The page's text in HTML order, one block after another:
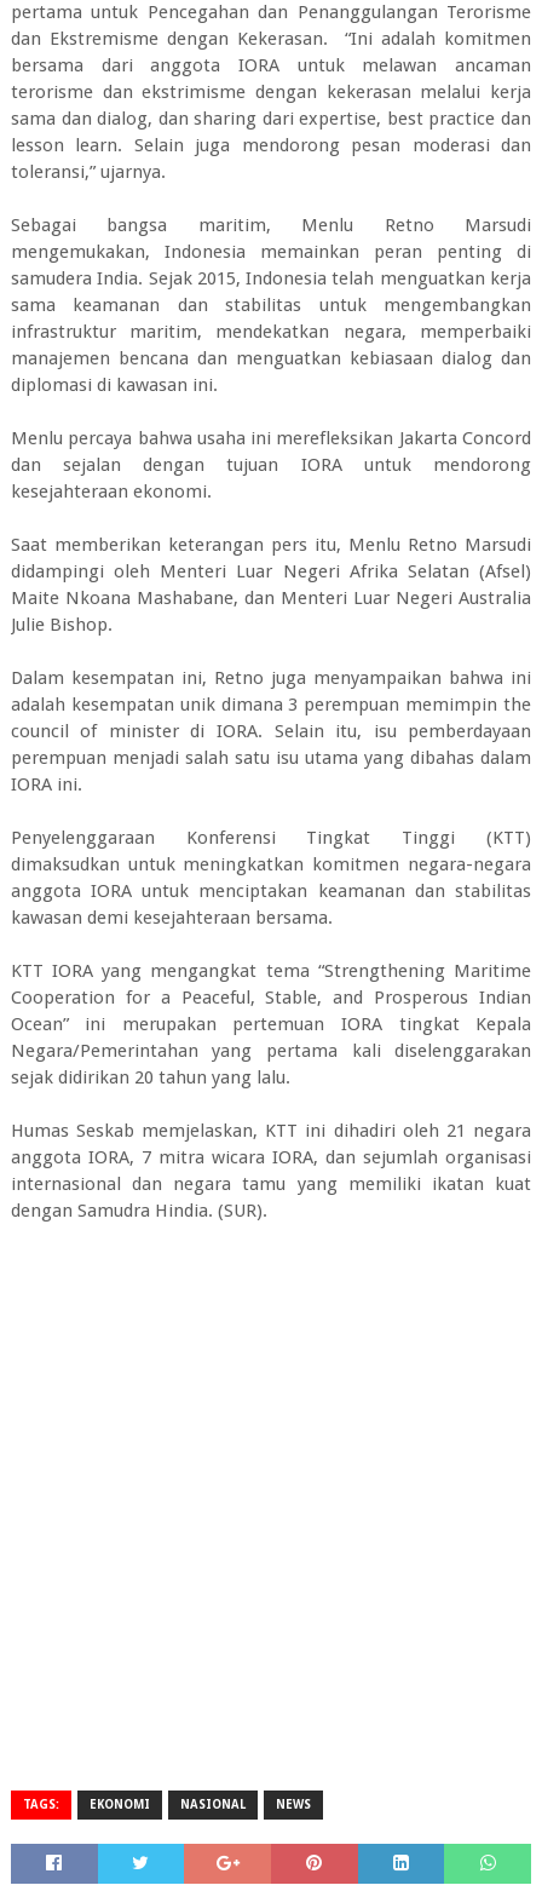
pertama untuk Pencegahan dan Penanggulangan Terorisme
dan Ekstremisme dengan Kekerasan. “Ini adalah komitmen
bersama dari anggota IORA untuk melawan ancaman
terorisme dan ekstrimisme dengan kekerasan melalui kerja
sama dan dialog, dan sharing dari expertise, best practice dan
lesson learn. Selain juga mendorong pesan moderasi dan
toleransi,” ujarnya.
Sebagai bangsa maritim, Menlu Retno Marsudi
mengemukakan, Indonesia memainkan peran penting di
samudera India. Sejak 2015, Indonesia telah menguatkan kerja
sama keamanan dan stabilitas untuk mengembangkan
infrastruktur maritim, mendekatkan negara, memperbaiki
manajemen bencana dan menguatkan kebiasaan dialog dan
diplomasi di kawasan ini.
Menlu percaya bahwa usaha ini merefleksikan Jakarta Concord
dan sejalan dengan tujuan IORA untuk mendorong
kesejahteraan ekonomi.
Saat memberikan keterangan pers itu, Menlu Retno Marsudi
didampingi oleh Menteri Luar Negeri Afrika Selatan (Afsel)
Maite Nkoana Mashabane, dan Menteri Luar Negeri Australia
Julie Bishop.
Dalam kesempatan ini, Retno juga menyampaikan bahwa ini
adalah kesempatan unik dimana 3 perempuan memimpin the
council of minister di IORA. Selain itu, isu pemberdayaan
perempuan menjadi salah satu isu utama yang dibahas dalam
IORA ini.
Penyelenggaraan Konferensi Tingkat Tinggi (KTT)
dimaksudkan untuk meningkatkan komitmen negara-negara
anggota IORA untuk menciptakan keamanan dan stabilitas
kawasan demi kesejahteraan bersama.
KTT IORA yang mengangkat tema “Strengthening Maritime
Cooperation for a Peaceful, Stable, and Prosperous Indian
Ocean” ini merupakan pertemuan IORA tingkat Kepala
Negara/Pemerintahan yang pertama kali diselenggarakan
sejak didirikan 20 tahun yang lalu.
Humas Seskab memjelaskan, KTT ini dihadiri oleh 21 negara
anggota IORA, 7 mitra wicara IORA, dan sejumlah organisasi
internasional dan negara tamu yang memiliki ikatan kuat
dengan Samudra Hindia. (SUR).
TAGS: EKONOMI NASIONAL NEWS